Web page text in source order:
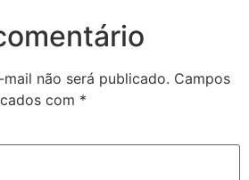
não será publicado. Campos
com *